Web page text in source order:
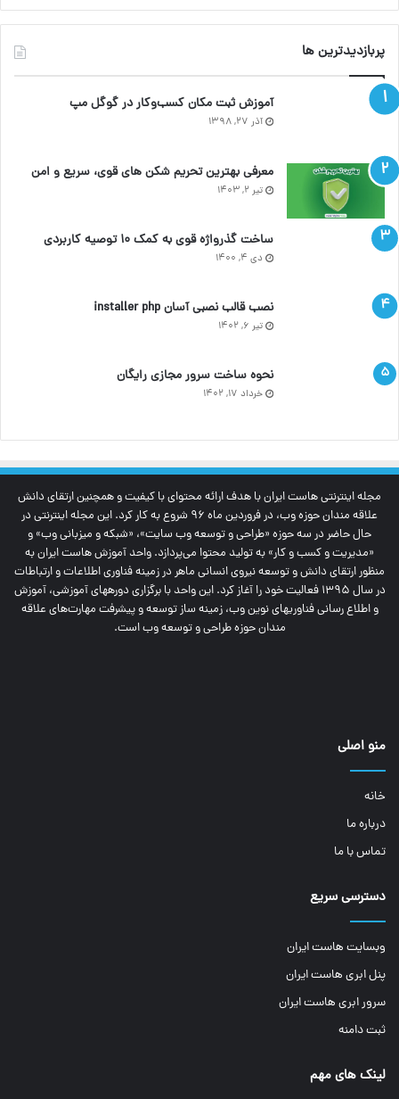
پربازدیدترین ها
آموزش ثبت مکان کسب‌وکار در گوگل مپ
آذر ۲۷, ۱۳۹۸
معرفی بهترین تحریم شکن های قوی، سریع و امن
تیر ۲, ۱۴۰۳
ساخت گذرواژه قوی به کمک ۱۰ توصیه کاربردی
دی ۴, ۱۴۰۰
نصب قالب نصبی آسان installer php
تیر ۶, ۱۴۰۲
نحوه ساخت سرور مجازی رایگان
خرداد ۱۷, ۱۴۰۲
مجله اینترنتی‌ هاست ایران با هدف ارائه محتوای با کیفیت و همچنین ارتقای دانش
علاقه مندان حوزه وب، در فروردین ماه 96 شروع به کار کرد. این مجله اینترنتی در
حال حاضر در سه حوزه «طراحی و توسعه وب سایت»، «شبکه و میزبانی وب» و
«مدیریت و کسب و کار» به تولید محتوا می‌پردازد. واحد آموزش هاست ایران به
منظور ارتقای دانش و توسعه نیروی انسانی ماهر در زمینه فناوری اطلاعات و ارتباطات
در سال 1395 فعالیت خود را آغاز کرد. این واحد با برگزاری دوره‎های آموزشی، آموزش
و اطلاع رسانی فناوری‎های نوین وب، زمینه ساز توسعه و پیشرفت مهارت‌های علاقه
مندان حوزه طراحی و توسعه وب است.
منو اصلی
خانه
درباره ما
تماس با ما
دسترسی سریع
وبسایت هاست ایران
پنل ابری هاست ایران
سرور ابری هاست ایران
ثبت دامنه
لینک های مهم